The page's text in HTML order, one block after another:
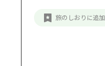
旅のしおりに追加